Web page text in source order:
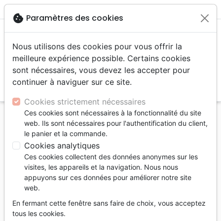
menu
Accueil Editeurs EDC
EDC
Liste des produits de l'éditeur
Filtrertune
Recueils de
chants
Recueils de
Adultes
cookie Paramètres des cookies
Nous utilisons des cookies pour vous offrir la
meilleure expérience possible. Certains cookies
sont nécessaires, vous devez les accepter pour
continuer à naviguer sur ce site.
Cookies strictement nécessaires
Ces cookies sont nécessaires à la fonctionnalité du site
web. Ils sont nécessaires pour l'authentification du client,
le panier et la commande.
Cookies analytiques
Ces cookies collectent des données anonymes sur les
visites, les appareils et la navigation. Nous nous
appuyons sur ces données pour améliorer notre site
web.
En fermant cette fenêtre sans faire de choix, vous acceptez
tous les cookies.